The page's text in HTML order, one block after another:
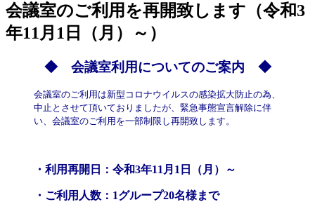
会議室のご利用を再開致します（令和3
年11月1日（月）～）
◆ 会議室利用についてのご案内 ◆
会議室のご利用は新型コロナウイルスの感染拡大防止の為、
中止とさせて頂いておりましたが、緊急事態宣言解除に伴
い、会議室のご利用を一部制限し再開致します。
・利用再開日：令和3年11月1日（月）～
・ご利用人数：1グループ20名様まで